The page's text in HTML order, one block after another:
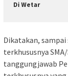
Di Wetar
Dikatakan, sampai
terkhususnya
tanggungjawab